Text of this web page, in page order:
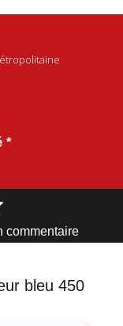
*
commentaire
bleu 450